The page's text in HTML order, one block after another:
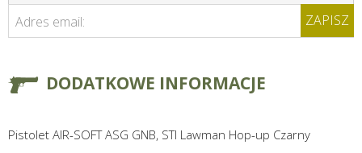
Adres email: ZAPISZ
DODATKOWE INFORMACJE
Pistolet AIR-SOFT ASG GNB, STI Lawman Hop-up Czarny